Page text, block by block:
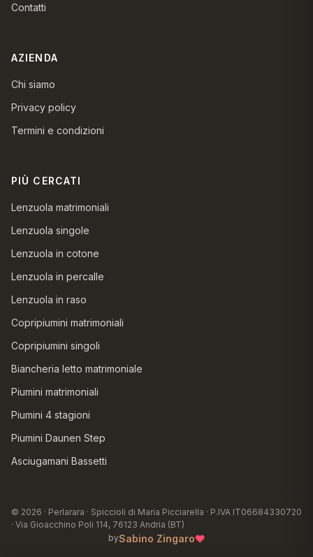
Contatti
AZIENDA
Chi siamo
Privacy policy
Termini e condizioni
PIÙ CERCATI
Lenzuola matrimoniali
Lenzuola singole
Lenzuola in cotone
Lenzuola in percalle
Lenzuola in raso
Copripiumini matrimoniali
Copripiumini singoli
Biancheria letto matrimoniale
Piumini matrimoniali
Piumini 4 stagioni
Piumini Daunen Step
Asciugamani Bassetti
© 2026 · Perlarara · Spiccioli di Maria Picciarella · P.IVA IT06684330720
· Via Gioacchino Poli 114, 76123 Andria (BT)
bySabino Zingaro♥